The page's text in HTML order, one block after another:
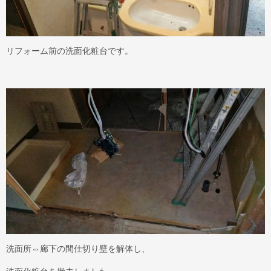
リフォーム前の洗面化粧台です。
洗面所⇔廊下の間仕切り壁を解体し、